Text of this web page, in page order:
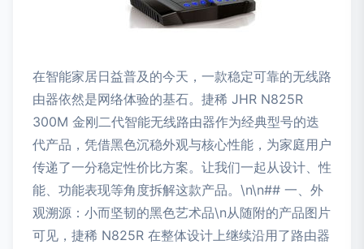
在智能家居日益普及的今天，一款稳定可靠的无线路
由器依然是网络体验的基石。捷稀 JHR N825R
300M 金刚二代智能无线路由器作为经典型号的迭
代产品，凭借黑色沉稳外观与核心性能，为家庭用户
传递了一分稳定性价比方案。让我们一起从设计、性
能、功能表现等角度拆解这款产品。\n\n## 一、外
观溯源：小而坚韧的黑色艺术品\n从随附的产品图片
可见，捷稀 N825R 在整体设计上继续沿用了路由器